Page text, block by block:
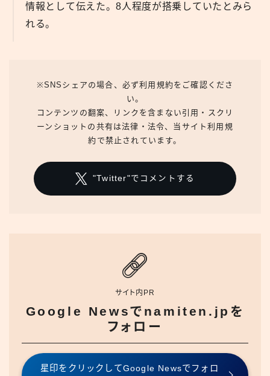
情報として伝えた。8人程度が搭乗していたとみら
れる。
※SNSシェアの場合、必ず利用規約をご確認くださ
い。
コンテンツの翻案、リンクを含まない引用・スクリ
ーンショットの共有は法律・法令、当サイト利用規
約で禁止されています。
"Twitter"でコメントする
サイト内PR
Google Newsでnamiten.jpを
フォロー
星印をクリックしてGoogle Newsでフォロ